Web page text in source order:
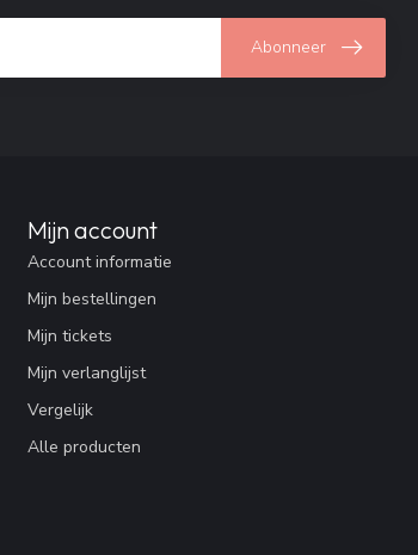
Abonneer
Mijn account
Account informatie
Mijn bestellingen
Mijn tickets
Mijn verlanglijst
Vergelijk
Alle producten